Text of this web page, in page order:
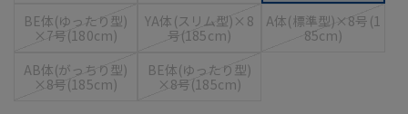
BE体(ゆったり型)
×7号(180cm)
YA体(スリム型)×8
号(185cm)
A体(標準型)×8号(1
85cm)
AB体(がっちり型)
×8号(185cm)
BE体(ゆったり型)
×8号(185cm)